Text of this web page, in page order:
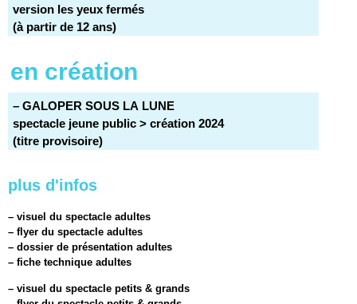
version les yeux fermés
(à partir de 12 ans)
en création
– GALOPER SOUS LA LUNE
spectacle jeune public > création 2024
(titre provisoire)
plus d'infos
– visuel du spectacle adultes
– flyer du spectacle adultes
– dossier de présentation adultes
– fiche technique adultes
– visuel du spectacle petits & grands